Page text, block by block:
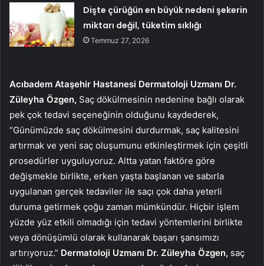
Dişte çürüğün en büyük nedeni şekerin
miktarı değil, tüketim sıklığı
Temmuz 27, 2026
Acıbadem Ataşehir Hastanesi Dermatoloji Uzmanı Dr.
Züleyha Özgen, Saç dökülmesinin nedenine bağlı olarak
pek çok tedavi seçeneğinin olduğunu kaydederek,
“Günümüzde saç dökülmesini durdurmak, saç kalitesini
artırmak ve yeni saç oluşumunu etkinleştirmek için çeşitli
prosedürler uyguluyoruz. Altta yatan faktöre göre
değişmekle birlikte, erken yaşta başlanan ve sabırla
uygulanan gerçek tedaviler ile saçı çok daha yeterli
duruma getirmek çoğu zaman mümkündür. Hiçbir işlem
yüzde yüz etkili olmadığı için tedavi yöntemlerini birlikte
veya dönüşümlü olarak kullanarak başarı şansımızı
artırıyoruz.” Dermatoloji Uzmanı Dr. Züleyha Özgen, saç